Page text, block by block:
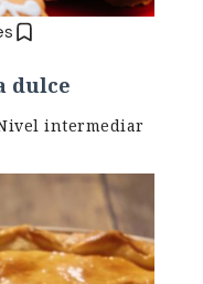
dulce
intermediar